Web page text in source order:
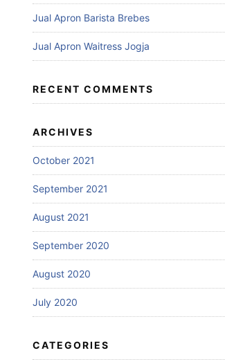
Jual Apron Barista Brebes
Jual Apron Waitress Jogja
RECENT COMMENTS
ARCHIVES
October 2021
September 2021
August 2021
September 2020
August 2020
July 2020
CATEGORIES